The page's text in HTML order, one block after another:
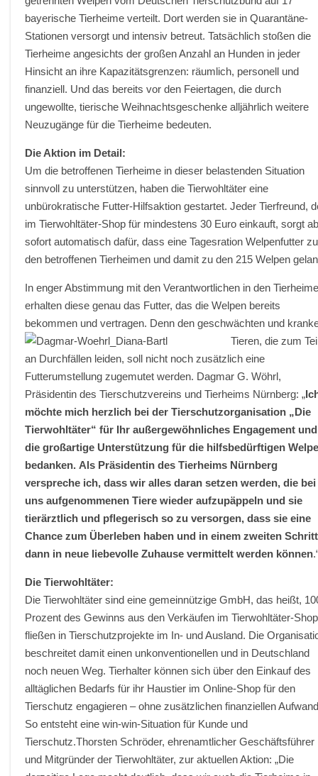
bayerische Tierheime verteilt. Dort werden sie in Quarantäne-
Stationen versorgt und intensiv betreut. Tatsächlich stoßen die
Tierheime angesichts der großen Anzahl an Hunden in jeder
Hinsicht an ihre Kapazitätsgrenzen: räumlich, personell und
finanziell. Und das bereits vor den Feiertagen, die durch
ungewollte, tierische Weihnachtsgeschenke alljährlich weitere
Neuzugänge für die Tierheime bedeuten.
Die Aktion im Detail:
Um die betroffenen Tierheime in dieser belastenden Situation
sinnvoll zu unterstützen, haben die Tierwohltäter eine
unbürokratische Futter-Hilfsaktion gestartet. Jeder Tierfreund,
im Tierwohltäter-Shop für mindestens 30 Euro einkauft, sorgt
sofort automatisch dafür, dass eine Tagesration Welpenfutter zu
den betroffenen Tierheimen und damit zu den 215 Welpen
In enger Abstimmung mit den Verantwortlichen in den
erhalten diese genau das Futter, das die Welpen bereits
bekommen und vertragen. Denn den geschwächten und
Tieren, die zum
an Durchfällen leiden, soll nicht noch zusätzlich eine
Futterumstellung zugemutet werden. Dagmar G. Wöhrl,
Präsidentin des Tierschutzvereins und Tierheims Nürnberg: „
möchte mich herzlich bei der Tierschutzorganisation „Die
Tierwohltäter“ für Ihr außergewöhnliches Engagement und
die großartige Unterstützung für die hilfsbedürftigen
bedanken. Als Präsidentin des Tierheims Nürnberg
verspreche ich, dass wir alles daran setzen werden, die bei
uns aufgenommenen Tiere wieder aufzupäppeln und sie
tierärztlich und pflegerisch so zu versorgen, dass sie eine
Chance zum Überleben haben und in einem zweiten Schritt
dann in neue liebevolle Zuhause vermittelt werden können
Die Tierwohltäter:
Die Tierwohltäter sind eine gemeinnützige GmbH, das heißt,
Prozent des Gewinns aus den Verkäufen im Tierwohltäter-Shop
fließen in Tierschutzprojekte im In- und Ausland. Die
beschreitet damit einen unkonventionellen und in Deutschland
noch neuen Weg. Tierhalter können sich über den Einkauf des
alltäglichen Bedarfs für ihr Haustier im Online-Shop für den
Tierschutz engagieren – ohne zusätzlichen finanziellen
So entsteht eine win-win-Situation für Kunde und
Tierschutz.Thorsten Schröder, ehrenamtlicher Geschäftsführer
und Mitgründer der Tierwohltäter, zur aktuellen Aktion: „Die